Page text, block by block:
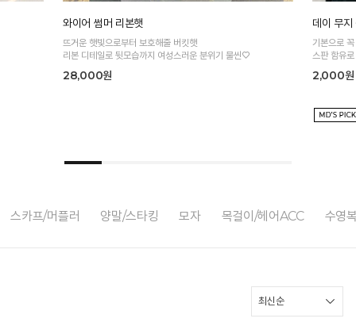
와이어 썸머 리본햇
뜨거운 햇빛으로부터 보호해줄 버킷햇
리본 디테일로 뒷모습까지 여성스러운 분위기 물씬♡
28,000원
데이 무지
기본으로
스판 함유
2,000원
스카프/머플러 양말/스타킹 모자 목걸이/헤어ACC 수영